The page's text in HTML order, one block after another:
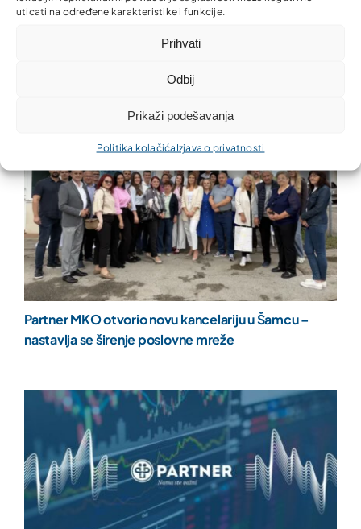
uticati na određene karakteristike i funkcije.
Prihvati
Odbij
Prikaži podešavanja
Politika kolačića Izjava o privatnosti
finansijske usluge bliže građanima i privredi
Partner MKO otvorio novu kancelariju u Šamcu –
nastavlja se širenje poslovne mreže